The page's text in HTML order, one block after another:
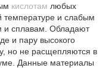
кислотам любых
температуре и слабым
и сплавам. Обладают
и пару высокого
но не расщепляются в
Данные материалы